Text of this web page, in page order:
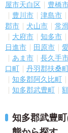
屋市天白区
豊橋
豊川市
津島市
郡市
犬山市 常
大府市
知多市
日進市
田原市
あま市
長久手
口町
丹羽郡扶桑
知多郡阿久比町
知多郡武豊町
知多郡武豊